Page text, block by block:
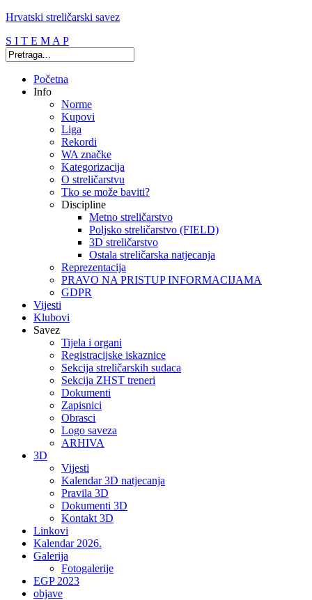
Hrvatski streličarski savez
S I T E M A P
Početna
Info
Norme
Kupovi
Liga
Rekordi
WA značke
Kategorizacija
O streličarstvu
Tko se može baviti?
Discipline
Metno streličarstvo
Poljsko streličarstvo (FIELD)
3D streličarstvo
Ostala streličarska natjecanja
Reprezentacija
PRAVO NA PRISTUP INFORMACIJAMA
GDPR
Vijesti
Klubovi
Savez
Tijela i organi
Registracijske iskaznice
Sekcija streličarskih sudaca
Sekcija ZHST treneri
Dokumenti
Zapisnici
Obrasci
Logo saveza
ARHIVA
3D
Vijesti
Kalendar 3D natjecanja
Pravila 3D
Dokumenti 3D
Kontakt 3D
Linkovi
Kalendar 2026.
Galerija
Fotogalerije
EGP 2023
objave